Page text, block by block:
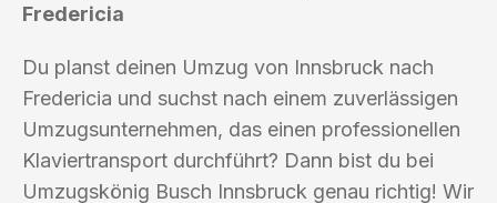
Fredericia
Du planst deinen Umzug von Innsbruck nach
Fredericia und suchst nach einem zuverlässigen
Umzugsunternehmen, das einen professionellen
Klaviertransport durchführt? Dann bist du bei
Umzugskönig Busch Innsbruck genau richtig! Wir